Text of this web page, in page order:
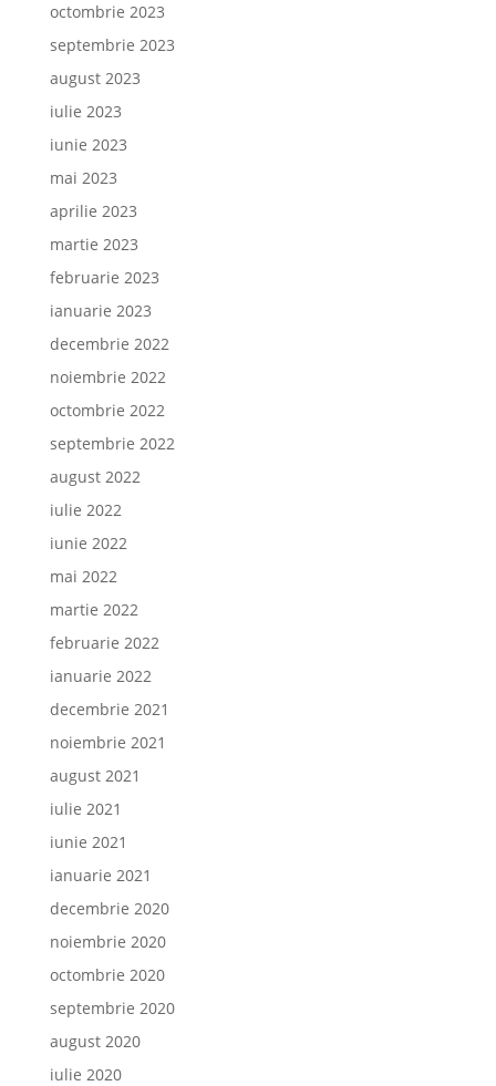
octombrie 2023
septembrie 2023
august 2023
iulie 2023
iunie 2023
mai 2023
aprilie 2023
martie 2023
februarie 2023
ianuarie 2023
decembrie 2022
noiembrie 2022
octombrie 2022
septembrie 2022
august 2022
iulie 2022
iunie 2022
mai 2022
martie 2022
februarie 2022
ianuarie 2022
decembrie 2021
noiembrie 2021
august 2021
iulie 2021
iunie 2021
ianuarie 2021
decembrie 2020
noiembrie 2020
octombrie 2020
septembrie 2020
august 2020
iulie 2020